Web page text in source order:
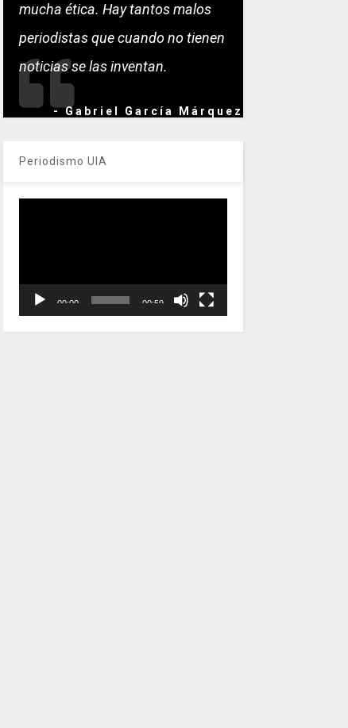
mucha ética. Hay tantos malos
periodistas que cuando no tienen
noticias se las inventan.
- Gabriel García Márquez
Periodismo UIA
00:00 00:59